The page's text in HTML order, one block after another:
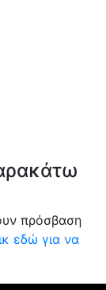
πρόσβαση
εδώ για να